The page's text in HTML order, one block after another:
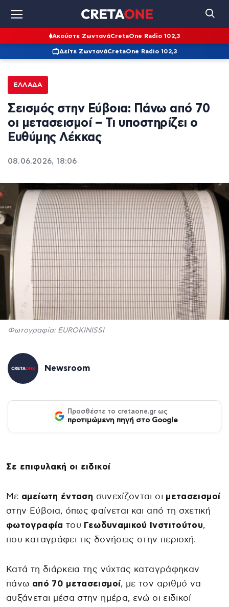
Ακούστε ΖωντανάCretaOne Radio 102,3
Δείτε ΖωντανάCretaOne Radio 102,3
ΕΛΛΆΔΑ
Σεισμός στην Εύβοια: Πάνω από 70
οι μετασεισμοί – Τι υποστηρίζει ο
Ευθύμης Λέκκας
08.06.2026, 18:06
Φωτογραφία: EUROKINISSI
Newsroom
Προσθέστε το cretaone.gr ως
προτιμώμενη πηγή στο Google
Σε επιφυλακή οι ειδικοί
Με αμείωτη ένταση συνεχίζονται οι μετασεισμοί
στην Εύβοια, όπως φαίνεται και από τη σχετική
φωτογραφία του Γεωδυναμικού Ινστιτούτου,
που καταγράφει τις δονήσεις στην περιοχή.
Κατά τη διάρκεια της νύχτας καταγράφηκαν
πάνω από 70 μετασεισμοί, με τον αριθμό να
αυξάνεται μέσα στην ημέρα, ενώ οι ειδικοί